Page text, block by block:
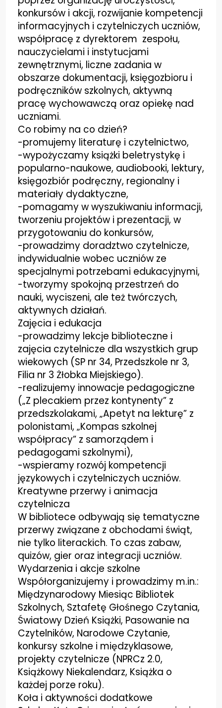
27 stycznia- Międzynarodowy Dzień Pamięci
o Ofiarach Holokaustu
Konkurs
Aktualności
Kontakt
konkursów i akcji, rozwijanie kompetencji
informacyjnych i czytelniczych uczniów,
współpracę z dyrektorem zespołu,
nauczycielami i instytucjami
zewnętrznymi, liczne zadania w
obszarze dokumentacji, księgozbioru i
podręczników szkolnych, aktywną
pracę wychowawczą oraz opiekę nad
uczniami.
Co robimy na co dzień?
-promujemy literaturę i czytelnictwo,
-wypożyczamy książki beletrystykę i
popularno-naukowe, audiobooki, lektury,
księgozbiór podręczny, regionalny i
materiały dydaktyczne,
-pomagamy w wyszukiwaniu informacji,
tworzeniu projektów i prezentacji, w
przygotowaniu do konkursów,
-prowadzimy doradztwo czytelnicze,
indywidualnie wobec uczniów ze
specjalnymi potrzebami edukacyjnymi,
-tworzymy spokojną przestrzeń do
nauki, wyciszeni, ale też twórczych,
aktywnych działań.
Zajęcia i edukacja
-prowadzimy lekcje biblioteczne i
zajęcia czytelnicze dla wszystkich grup
wiekowych (SP nr 34, Przedszkole nr 3,
Filia nr 3 Żłobka Miejskiego).
-realizujemy innowacje pedagogiczne
(„Z plecakiem przez kontynenty” z
przedszkolakami, „Apetyt na lekturę” z
polonistami, „Kompas szkolnej
współpracy” z samorządem i
pedagogami szkolnymi),
-wspieramy rozwój kompetencji
językowych i czytelniczych uczniów.
Kreatywne przerwy i animacja
czytelnicza
W bibliotece odbywają się tematyczne
przerwy związane z obchodami świąt,
nie tylko literackich. To czas zabaw,
quizów, gier oraz integracji uczniów.
Wydarzenia i akcje szkolne
Współorganizujemy i prowadzimy m.in.:
Międzynarodowy Miesiąc Bibliotek
Szkolnych, Sztafetę Głośnego Czytania,
Światowy Dzień Książki, Pasowanie na
Czytelników, Narodowe Czytanie,
konkursy szkolne i międzyklasowe,
projekty czytelnicze (NPRCz 2.0,
Książkowy Niekalendarz, Książka o
każdej porze roku).
Koła i aktywności dodatkowe